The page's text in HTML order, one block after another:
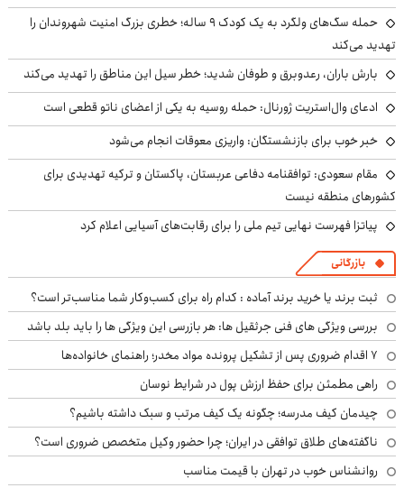
حمله سگ‌های ولگرد به یک کودک ۹ ساله؛ خطری بزرگ امنیت شهروندان را
تهدید می‌کند
بارش باران، رعدوبرق و طوفان شدید؛ خطر سیل این مناطق را تهدید می‌کند
ادعای وال‌استریت ژورنال: حمله روسیه به یکی از اعضای ناتو قطعی است
خبر خوب برای بازنشستگان: واریزی معوقات انجام می‌شود
مقام سعودی: توافقنامه دفاعی عربستان، پاکستان و ترکیه تهدیدی برای
کشورهای منطقه نیست
پیاتزا فهرست نهایی تیم ملی را برای رقابت‌های آسیایی اعلام کرد
بازرگانی
ثبت برند یا خرید برند آماده : کدام راه برای کسب‌وکار شما مناسب‌تر است؟
بررسی ویژگی های فنی جرثقیل ها: هر بازرسی این ویژگی ها را باید بلد باشد
۷ اقدام ضروری پس از تشکیل پرونده مواد مخدر؛ راهنمای خانواده‌ها
راهی مطمئن برای حفظ ارزش پول در شرایط نوسان
چیدمان کیف مدرسه؛ چگونه یک کیف مرتب و سبک داشته باشیم؟
ناگفته‌های طلاق توافقی در ایران؛ چرا حضور وکیل متخصص ضروری است؟
روانشناس خوب در تهران با قیمت مناسب